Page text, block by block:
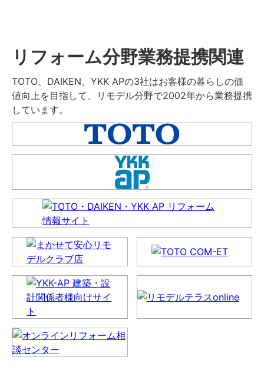
リフォーム分野業務提携関連
TOTO、DAIKEN、YKK APの3社はお客様の暮らしの価
値向上を目指して、リモデル分野で2002年から業務提携
しています。